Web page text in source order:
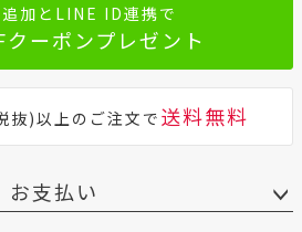
加とLINE ID連携で
ーポンプレゼント
)以上のご注文で 送料無料
お支払い